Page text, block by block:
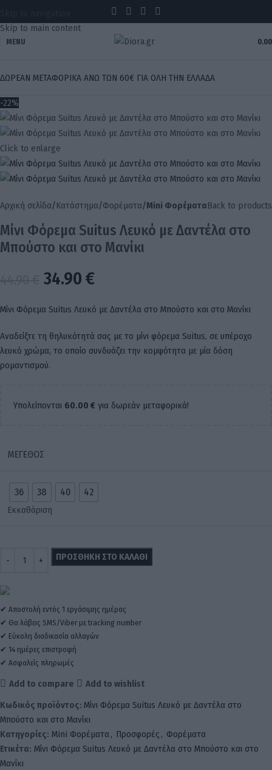
Skip to main content
MENU
ΔΩΡΕΑΝ ΜΕΤΑΦΟΡΙΚΑ ΑΝΩ ΤΩΝ 60€ ΓΙΑ ΟΛΗ ΤΗΝ ΕΛΛΑΔΑ
-22%
Click to enlarge
Αρχική σελίδα Κατάστημα Φορέματα Mini ΦορέματαBack to products
Μίνι Φόρεμα Suitus Λευκό με Δαντέλα στο
Μπούστο και στο Μανίκι
34.90 €
Μίνι Φόρεμα Suitus Λευκό με Δαντέλα στο Μπούστο και στο Μανίκι
Αναδείξτε τη θηλυκότητά σας με το μίνι φόρεμα Suitus, σε υπέροχο
λευκό χρώμα, το οποίο συνδυάζει την κομψότητα με μία δόση
ρομαντισμού.
Υπολείπονται 60.00 € για δωρεάν μεταφορικά!
ΜΈΓΕΘΟΣ
36 38 40 42
Εκκαθάριση
ΠΡΟΣΘΉΚΗ ΣΤΟ ΚΑΛΆΘΙ
✔ Αποστολή εντός 1 εργάσιμης ημέρας
✔ Θα λάβεις SMS/Viber με tracking number
✔ Εύκολη διαδικασία αλλαγών
✔ 14 ημέρες επιστροφή
✔ Ασφαλείς πληρωμές
Add to compare
Add to wishlist
Κωδικός προϊόντος: Μίνι Φόρεμα Suitus Λευκό με Δαντέλα στο
Μπούστο και στο Μανίκι
Κατηγορίες: Mini Φορέματα , Προσφορές , Φορέματα
Ετικέτα: Μίνι Φόρεμα Suitus Λευκό με Δαντέλα στο Μπούστο και στο
Μανίκι